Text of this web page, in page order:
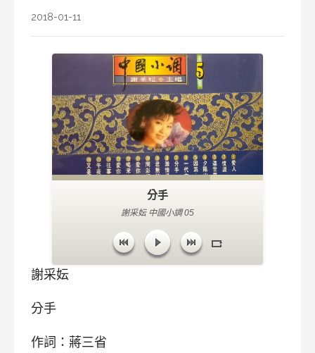
2018-01-11
分手
謝采妘 中國小調 05
謝采妘
分手
作詞：蔣三省